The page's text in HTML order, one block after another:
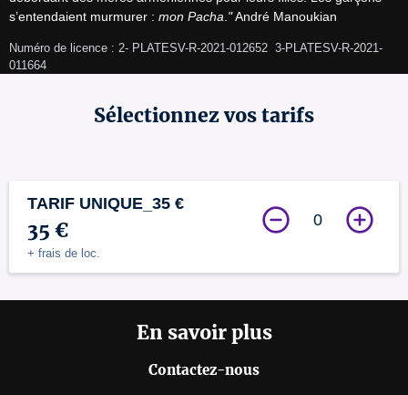
s’entendaient murmurer : mon Pacha " André Manoukian
Numéro de licence : 2- PLATESV-R-2021-012652  3-PLATESV-R-2021-
011664
Sélectionnez vos tarifs
TARIF UNIQUE_35 €
35 €
+ frais de loc.
0
En savoir plus
Contactez-nous